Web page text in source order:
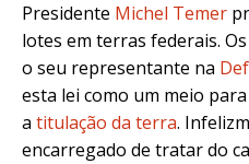
Presidente Michel Temer
lotes em terras federais.
o seu representante na
esta lei como um meio
a titulação da terra.
encarregado de tratar do